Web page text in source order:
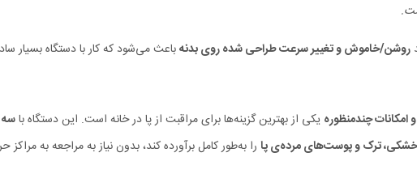
روشن/خاموش و تغییر سرعت طراحی شده روی بدنهباعث می‌شود که کار با دستگاه بسیار
چندمنظوره یکی از بهترین گزینه‌ها برای مراقبت از پا در خانه است. این دستگاه با
خشکی، ترک و پوست‌های مرده‌ی پا را به‌طور کامل برآورده کند، بدون نیاز به مراجعه به مراکز